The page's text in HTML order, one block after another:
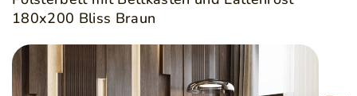
180x200 Bliss Braun